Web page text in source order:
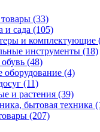
(33)
и сада (105)
и комплектующие
инструменты (18)
(48)
(4)
(11)
и растения (39)
бытовая техника
(207)